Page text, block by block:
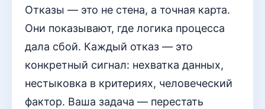
Отказы — это не стена, а точная карта.
Они показывают, где логика процесса
дала сбой. Каждый отказ — это
конкретный сигнал: нехватка данных,
нестыковка в критериях, человеческий
фактор. Ваша задача — перестать